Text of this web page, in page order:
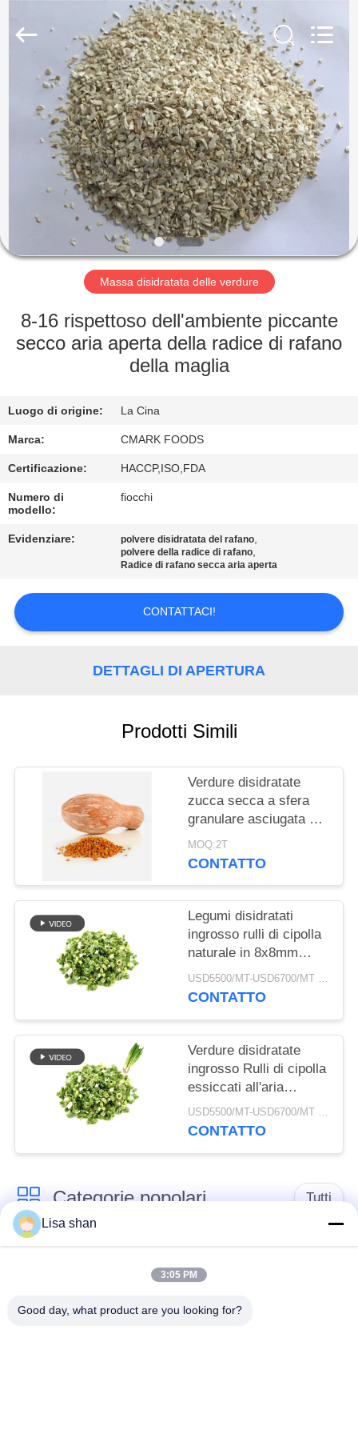
CASA.
PRODOTTI
SIAMO
VISITA
FABBRICA
CONTROLLO
QUALITÀ
CONTATTACI
NOTIZIE
CHIEDI UN
NORME
SULLA
PRIVACY
FOODS
TRADING
Reserved.
Massa disidratata delle verdure
8-16 rispettoso dell'ambiente piccante
secco aria aperta della radice di rafano
della maglia
Luogo di origine: La Cina
Marca: CMARK FOODS
Certificazione: HACCP,ISO,FDA
Numero di
modello:
fiocchi
Evidenziare: polvere disidratata del rafano,
polvere della radice di rafano,
Radice di rafano secca aria aperta
CONTATTACI!
DETTAGLI DI APERTURA
Prodotti Simili
Verdure disidratate
zucca secca a sfera
granulare asciugata ad
aria
MOQ:2T
CONTATTO
Legumi disidratati
ingrosso rulli di cipolla
naturale in 8x8mm
5x5mm 3x3mm
Dimensioni Nessun
USD5500/MT-USD6700/MT MOQ:2mt
CONTATTO
Verdure disidratate
ingrosso Rulli di cipolla
essiccati all'aria
3*3mm 5*5mm Colore
naturale Sapore
USD5500/MT-USD6700/MT MOQ:2mt
CONTATTO
Categorie popolari Tutti
Briciole di pane
briciole di pane
giapponesi
Briciole di pane di
Lisa shan
3:05 PM
Good day, what product are you looking for?